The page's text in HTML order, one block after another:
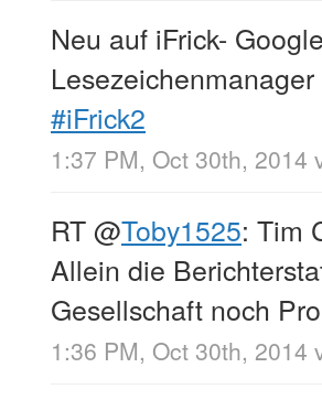
Neu auf iFrick-
Lesezeichenmanager
#iFrick2
1:37 PM, Oct 30th, 2014
RT@Toby1525: Tim
Allein die
Gesellschaft noch
1:36 PM, Oct 30th, 2014